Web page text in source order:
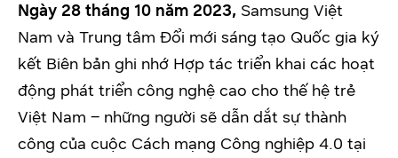
Ngày 28 tháng 10 năm 2023, Samsung Việt
Nam và Trung tâm Đổi mới sáng tạo Quốc gia ký
kết Biên bản ghi nhớ Hợp tác triển khai các hoạt
động phát triển công nghệ cao cho thế hệ trẻ
Việt Nam – những người sẽ dẫn dắt sự thành
công của cuộc Cách mạng Công nghiệp 4.0 tại